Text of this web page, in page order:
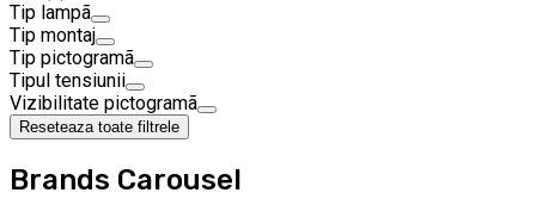
Tip lampã
Tip montaj
Tip pictogramã
Tipul tensiunii
Vizibilitate pictogramã
Reseteaza toate filtrele
Brands Carousel